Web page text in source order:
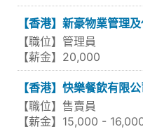
【香港】新豪物業管理
【職位】管理員
【薪金】20,000
【香港】快樂餐飲有限
【職位】售賣員
【薪金】15,000 -